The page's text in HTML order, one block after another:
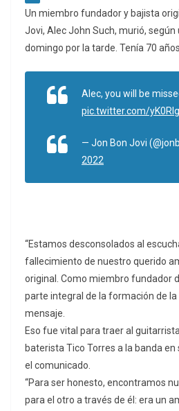
Un miembro fundador y bajista
Jovi, Alec John Such, murió, según
domingo por la tarde. Tenía 70 años.
Alec, you will be
pic.twitter.com/
— Jon Bon Jovi
2022
“Estamos desconsolados al
fallecimiento de nuestro querido
original. Como miembro fundador
parte integral de la formación de la
mensaje.
Eso fue vital para traer al
baterista Tico Torres a la banda
el comunicado.
“Para ser honesto, encontramos
para el otro a través de él: era un